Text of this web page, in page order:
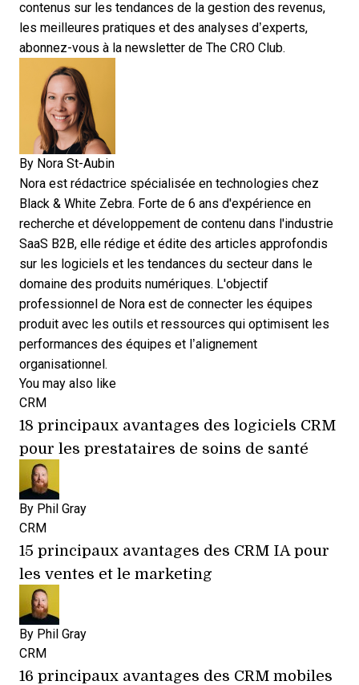
contenus sur les tendances de la gestion des revenus,
les meilleures pratiques et des analyses d’experts,
abonnez-vous à la newsletter de The CRO Club.
By Nora St-Aubin
Nora est rédactrice spécialisée en technologies chez
Black & White Zebra. Forte de 6 ans d'expérience en
recherche et développement de contenu dans l'industrie
SaaS B2B, elle rédige et édite des articles approfondis
sur les logiciels et les tendances du secteur dans le
domaine des produits numériques. L'objectif
professionnel de Nora est de connecter les équipes
produit avec les outils et ressources qui optimisent les
performances des équipes et l’alignement
organisationnel.
You may also like
CRM
18 principaux avantages des logiciels CRM
pour les prestataires de soins de santé
By Phil Gray
CRM
15 principaux avantages des CRM IA pour
les ventes et le marketing
By Phil Gray
CRM
16 principaux avantages des CRM mobiles